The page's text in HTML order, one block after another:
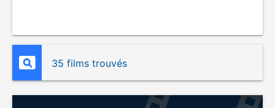
35 films trouvés